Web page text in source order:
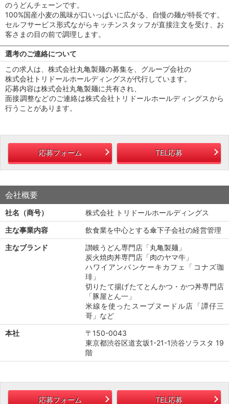
のうどんチェーンです。
100%国産小麦の風味が口いっぱいに広がる、自慢の麺が特長です。
セルフサービス形式ながらキッチンスタッフが直接注文を受け、お
客さまの目の前で調理します。
選考のご連絡について
この求人は、株式会社丸亀製麺の募集を、グループ会社の
株式会社トリドールホールディングスが代行しています。
応募内容は株式会社丸亀製麺に共有され、
面接調整などのご連絡は株式会社トリドールホールディングスから
行うことがあります。
応募フォーム TEL応募
会社概要
社名（商号）
株式会社 トリドールホールディングス
主な事業内容
飲食業を中心とする傘下子会社の経営管理
主なブランド
讃岐うどん専門店「丸亀製麺」
炭火焼肉丼専門店「肉のヤマ牛」
ハワイアンパンケーキカフェ「コナズ珈
琲」
切りたて揚げたてとんかつ・かつ丼専門店
「豚屋とん一」
米線を使ったスープヌードル店「譚仔三
哥」など
本社
〒150-0043
東京都渋谷区道玄坂1-21-1渋谷ソラスタ 19
階
応募フォーム TEL応募